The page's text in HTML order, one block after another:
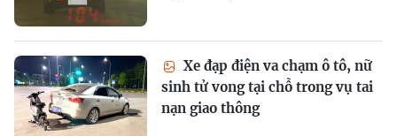
Xe đạp điện va chạm ô tô, nữ
sinh tử vong tại chỗ trong vụ tai
nạn giao thông